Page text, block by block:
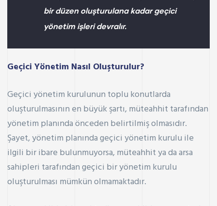
bir düzen oluşturulana kadar geçici
yönetim işleri devralır.
Geçici Yönetim Nasıl Oluşturulur?
Geçici yönetim kurulunun toplu konutlarda
oluşturulmasının en büyük şartı, müteahhit tarafından
yönetim planında önceden belirtilmiş olmasıdır.
Şayet, yönetim planında geçici yönetim kurulu ile
ilgili bir ibare bulunmuyorsa, müteahhit ya da arsa
sahipleri tarafından geçici bir yönetim kurulu
oluşturulması mümkün olmamaktadır.